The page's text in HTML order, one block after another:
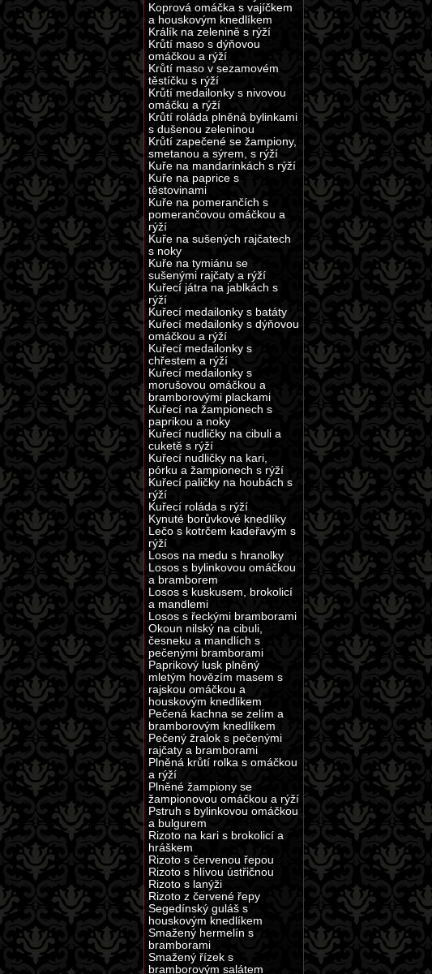
Koprová omáčka s vajíčkem
a houskovým knedlíkem
Králík na zelenině s rýží
Krůtí maso s dýňovou
omáčkou a rýží
Krůtí maso v sezamovém
těstíčku s rýží
Krůtí medailonky s nivovou
omáčku a rýží
Krůtí roláda plněná bylinkami
s dušenou zeleninou
Krůtí zapečené se žampiony,
smetanou a sýrem, s rýží
Kuře na mandarinkách s rýží
Kuře na paprice s
těstovinami
Kuře na pomerančích s
pomerančovou omáčkou a
rýží
Kuře na sušených rajčatech
s noky
Kuře na tymiánu se
sušenými rajčaty a rýží
Kuřecí játra na jablkách s
rýží
Kuřecí medailonky s batáty
Kuřecí medailonky s dýňovou
omáčkou a rýží
Kuřecí medailonky s
chřestem a rýží
Kuřecí medailonky s
morušovou omáčkou a
bramborovými plackami
Kuřecí na žampionech s
paprikou a noky
Kuřecí nudličky na cibuli a
cuketě s rýží
Kuřecí nudličky na kari,
pórku a žampionech s rýží
Kuřecí paličky na houbách s
rýží
Kuřecí roláda s rýží
Kynuté borůvkové knedlíky
Lečo s kotrčem kadeřavým s
rýží
Losos na medu s hranolky
Losos s bylinkovou omáčkou
a bramborem
Losos s kuskusem, brokolicí
a mandlemi
Losos s řeckými bramborami
Okoun nilský na cibuli,
česneku a mandlích s
pečenými bramborami
Paprikový lusk plněný
mletým hovězím masem s
rajskou omáčkou a
houskovým knedlikem
Pečená kachna se zelím a
bramborovým knedlíkem
Pečený žralok s pečenými
rajčaty a bramborami
Plněná krůtí rolka s omáčkou
a rýží
Plněné žampiony se
žampionovou omáčkou a rýží
Pstruh s bylinkovou omáčkou
a bulgurem
Rizoto na kari s brokolicí a
hráškem
Rizoto s červenou řepou
Rizoto s hlívou ústřičnou
Rizoto s lanýži
Rizoto z červené řepy
Segedínský guláš s
houskovým knedlíkem
Smažený hermelín s
bramborami
Smažený řízek s
bramborovým salátem